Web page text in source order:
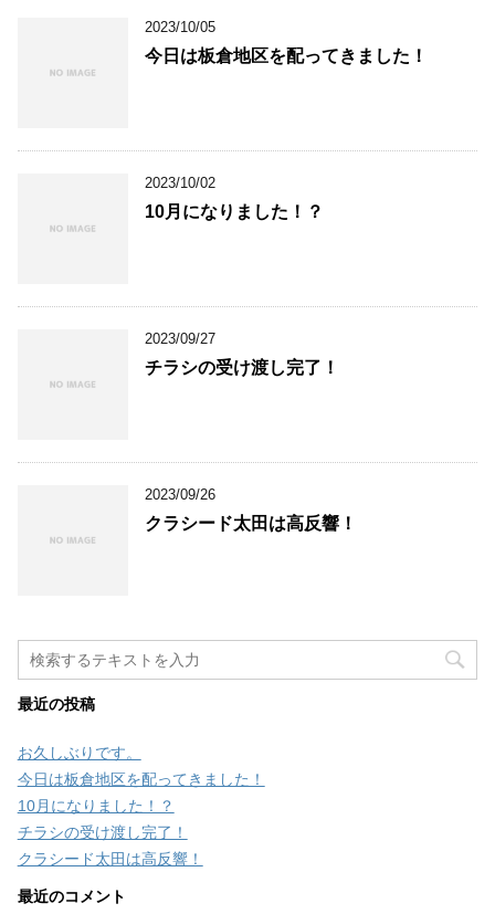
2023/10/05
今日は板倉地区を配ってきました！
2023/10/02
10月になりました！？
2023/09/27
チラシの受け渡し完了！
2023/09/26
クラシード太田は高反響！
最近の投稿
お久しぶりです。
今日は板倉地区を配ってきました！
10月になりました！？
チラシの受け渡し完了！
クラシード太田は高反響！
最近のコメント